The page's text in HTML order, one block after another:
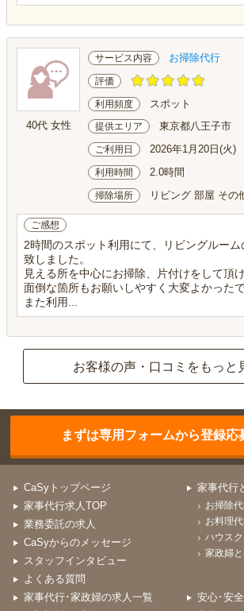
40代 女性
サービス内容 お掃除代行
評価
利用頻度 スポット
提供エリア 東京都八王子市
ご利用日 2026年1月20日(火)
利用時間 2.0時間
掃除場所 リビング 部屋 その
ご感想
2時間のスポット利用にて、リビングルー
致しました。
見える所を中心にお掃除、片付けをして頂
面倒な箇所もお願いしやすく大変よかった
また利用...
お客様の声・口コミをもっと
まずは専用フォームから登録応
CaSyトップページ
家事代行求人TOP
業務委託の求人
CaSyからのメッセージ
スタッフインタビュー
よくある質問
家事代行
お掃除
お料理
ハウス
家政婦
家事代行･家政婦の求人一覧
安心･安